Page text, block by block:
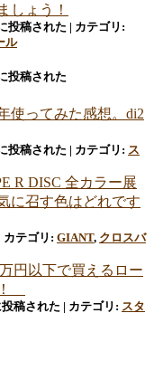
しょう！
投稿された
カテゴリ:
ル
投稿された
使ってみた感想。di2
投稿された カテゴリ: ス
R DISC 全カラー展
に召す色はどれです
カテゴリ: GIANT, クロスバ
円以下で買えるロー
！
稿された カテゴリ: スタ